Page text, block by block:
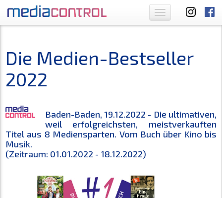
Toggle
navigation
Die Medien-Bestseller
2022
Baden-Baden, 19.12.2022 - Die ultimativen,
weil erfolgreichsten, meistverkauften
Titel aus 8 Mediensparten. Vom Buch über Kino bis
Musik.
(Zeitraum: 01.01.2022 - 18.12.2022)